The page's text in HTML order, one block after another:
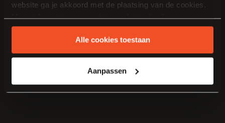
website ga je akkoord met de plaatsing van de cookies.
Meer informatie over cookies en het gebruik van
persoonsgegevens door Van Manen Keukens vind je
Alle cookies toestaan
Aanpassen